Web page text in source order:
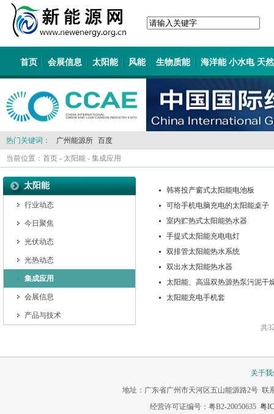
首页 会展信息 太阳能 风能 生物质能 海洋能 小水电 天
热门关键词： 广州能源所 百度
当前位置： 首页 - 太阳能 - 集成应用
太阳能
行业动态
今日聚焦
光伏动态
光热动态
集成应用
会展信息
产品与技术
韩将投产窗式太阳能电池板
可给手机电脑充电的太阳能桌子
室内贮热式太阳能热水器
手提式太阳能充电电灯
双排管太阳能热水系统
双出水太阳能热水器
太阳能、高温双热源热泵污泥干
太阳能充电手机套
共
关于
地址：广东省广州市天河区五山能源路2号 联
经营许可证编号：粤B2-20050635 粤